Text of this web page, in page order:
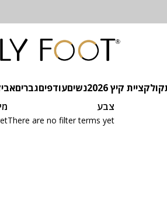
קולקציית קיץ 2026 נשיםעודפיםגברים
צבע
There are no filter terms yet